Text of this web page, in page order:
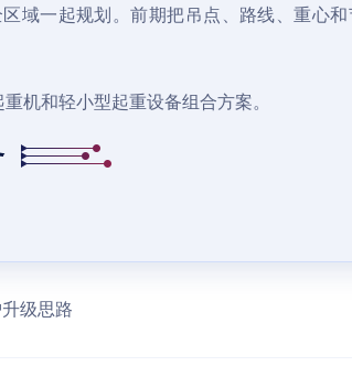
域一起规划。前期把吊点、路线、重心
重机和轻小型起重设备组合方案。
级思路